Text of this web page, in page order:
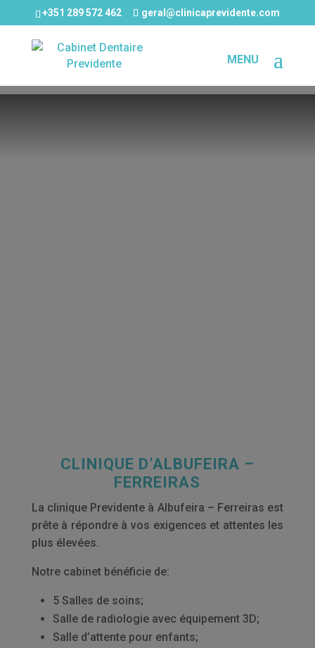
+351 289 572 462 geral@clinicaprevidente.com
CLINIQUE D’ALBUFEIRA –
FERREIRAS
La clinique Previdente à Albufeira – Ferreiras est
prête à répondre à vos exigences et attentes les
plus élevées.
Notre cabinet bénéficie de:
5 Salles de soins;
Salle de radiologie avec équipement 3D;
Salle d’attente pour enfants;